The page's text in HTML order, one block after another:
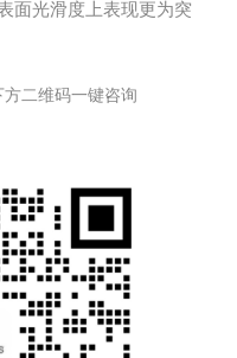
面光滑度上表现更为突
二维码一键咨询